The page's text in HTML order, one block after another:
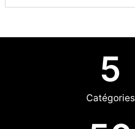
5
Catégories